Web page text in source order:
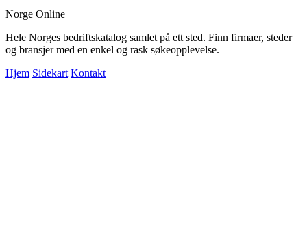
Norge Online
Hele Norges bedriftskatalog samlet på ett sted. Finn firmaer, steder
og bransjer med en enkel og rask søkeopplevelse.
Hjem Sidekart Kontakt